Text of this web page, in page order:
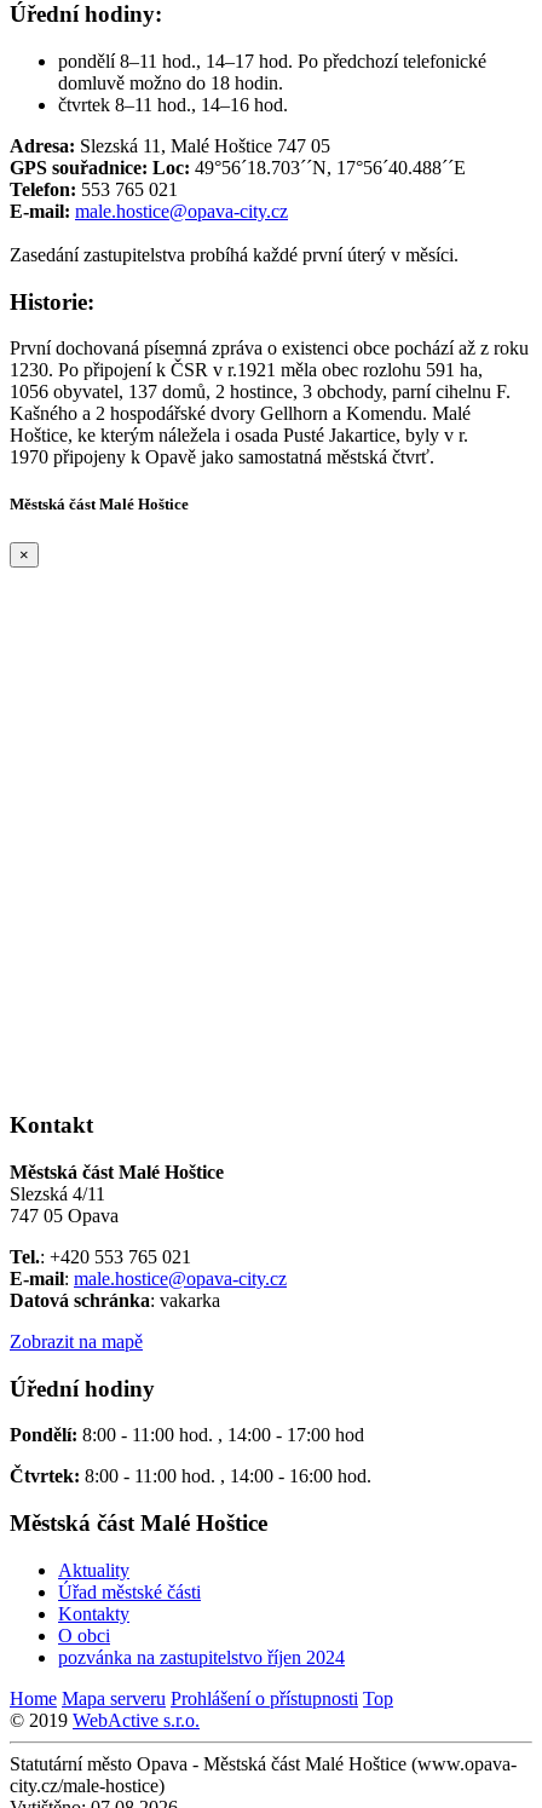
Úřední hodiny:
pondělí 8–11 hod., 14–17 hod. Po předchozí telefonické
domluvě možno do 18 hodin.
čtvrtek 8–11 hod., 14–16 hod.
Adresa: Slezská 11, Malé Hoštice 747 05
GPS souřadnice: Loc: 49°56´18.703´´N, 17°56´40.488´´E
Telefon: 553 765 021
E-mail: male.hostice@opava-city.cz
Zasedání zastupitelstva probíhá každé první úterý v měsíci.
Historie:
První dochovaná písemná zpráva o existenci obce pochází až z roku
1230. Po připojení k ČSR v r.1921 měla obec rozlohu 591 ha,
1056 obyvatel, 137 domů, 2 hostince, 3 obchody, parní cihelnu F.
Kašného a 2 hospodářské dvory Gellhorn a Komendu. Malé
Hoštice, ke kterým náležela i osada Pusté Jakartice, byly v r.
1970 připojeny k Opavě jako samostatná městská čtvrť.
Městská část Malé Hoštice
×
Kontakt
Městská část Malé Hoštice
Slezská 4/11
747 05 Opava
Tel.: +420 553 765 021
E-mail: male.hostice@opava-city.cz
Datová schránka: vakarka
Zobrazit na mapě
Úřední hodiny
Pondělí: 8:00 - 11:00 hod. , 14:00 - 17:00 hod
Čtvrtek: 8:00 - 11:00 hod. , 14:00 - 16:00 hod.
Městská část Malé Hoštice
Aktuality
Úřad městské části
Kontakty
O obci
pozvánka na zastupitelstvo říjen 2024
Home Mapa serveru Prohlášení o přístupnosti Top
© 2019 WebActive s.r.o.
Statutární město Opava - Městská část Malé Hoštice (www.opava-
city.cz/male-hostice)